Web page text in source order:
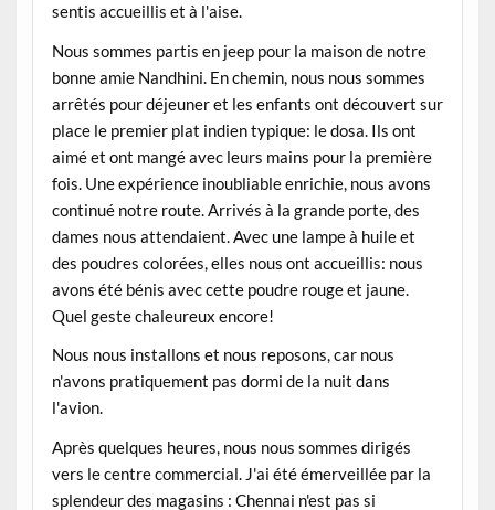
sentis accueillis et à l'aise.
Nous sommes partis en jeep pour la maison de notre
bonne amie Nandhini. En chemin, nous nous sommes
arrêtés pour déjeuner et les enfants ont découvert sur
place le premier plat indien typique: le dosa. Ils ont
aimé et ont mangé avec leurs mains pour la première
fois. Une expérience inoubliable enrichie, nous avons
continué notre route. Arrivés à la grande porte, des
dames nous attendaient. Avec une lampe à huile et
des poudres colorées, elles nous ont accueillis: nous
avons été bénis avec cette poudre rouge et jaune.
Quel geste chaleureux encore!
Nous nous installons et nous reposons, car nous
n'avons pratiquement pas dormi de la nuit dans
l'avion.
Après quelques heures, nous nous sommes dirigés
vers le centre commercial. J'ai été émerveillée par la
splendeur des magasins : Chennai n'est pas si